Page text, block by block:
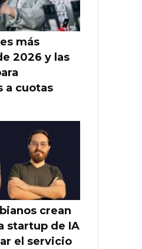
más
2026 y las
a cuotas
crean
startup de IA
el servicio